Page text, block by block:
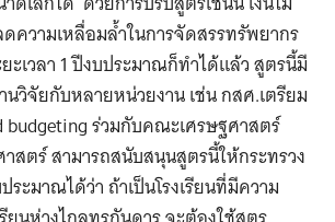
ความเหลื่อมล้ำในการจัดสรรทรัพยากร
ะเวลา 1 ปีงบประมาณก็ทำได้แล้ว สูตรนี้มี
นวิจัยกับหลายหน่วยงาน เช่น กสศ.เตรียม
budgeting ร่วมกับคณะเศรษฐศาสตร์
สตร์ สามารถสนับสนุนสูตรนี้ให้กระทรวง
ะมาณได้ว่า ถ้าเป็นโรงเรียนที่มีความ